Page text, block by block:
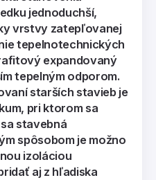
jednoduchší,
vrstvy zatepľovanej
tepelnotechnických
expandovaný
tepelným odporom.
starších stavieb je
pri ktorom sa
stavebná
spôsobom je možno
izoláciou
aj z hľadiska